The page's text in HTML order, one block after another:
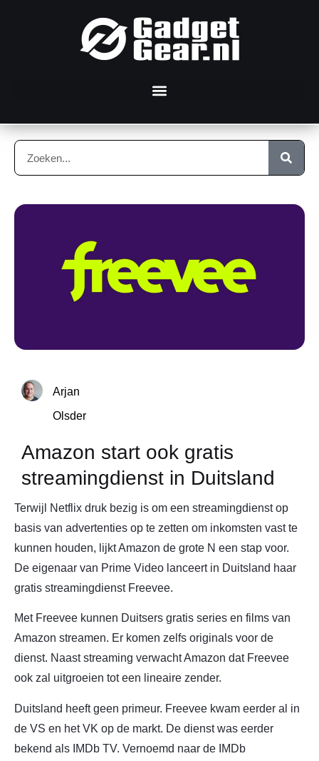
Arjan
Olsder
Amazon start ook gratis
streamingdienst in Duitsland
Terwijl Netflix druk bezig is om een streamingdienst op
basis van advertenties op te zetten om inkomsten vast te
kunnen houden, lijkt Amazon de grote N een stap voor.
De eigenaar van Prime Video lanceert in Duitsland haar
gratis streamingdienst Freevee.
Met Freevee kunnen Duitsers gratis series en films van
Amazon streamen. Er komen zelfs originals voor de
dienst. Naast streaming verwacht Amazon dat Freevee
ook zal uitgroeien tot een lineaire zender.
Duitsland heeft geen primeur. Freevee kwam eerder al in
de VS en het VK op de markt. De dienst was eerder
bekend als IMDb TV. Vernoemd naar de IMDb